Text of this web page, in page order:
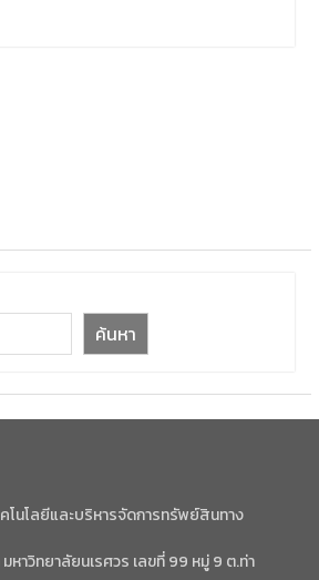
ค้นหา
โนโลยีและบริหารจัดการทรัพย์สินทาง
มหาวิทยาลัยนเรศวร เลขที่ 99 หมู่ 9 ต.ท่า